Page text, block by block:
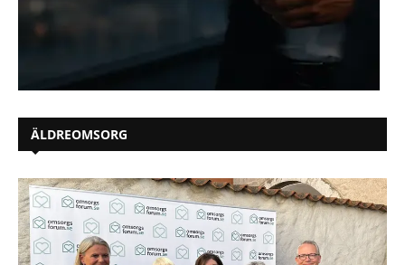
ÄLDREOMSORG